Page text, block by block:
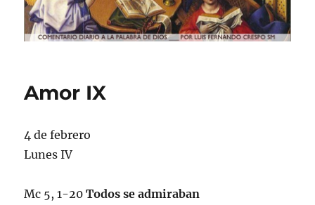
Amor IX
4 de febrero
Lunes IV
Mc 5, 1-20Todos se admiraban